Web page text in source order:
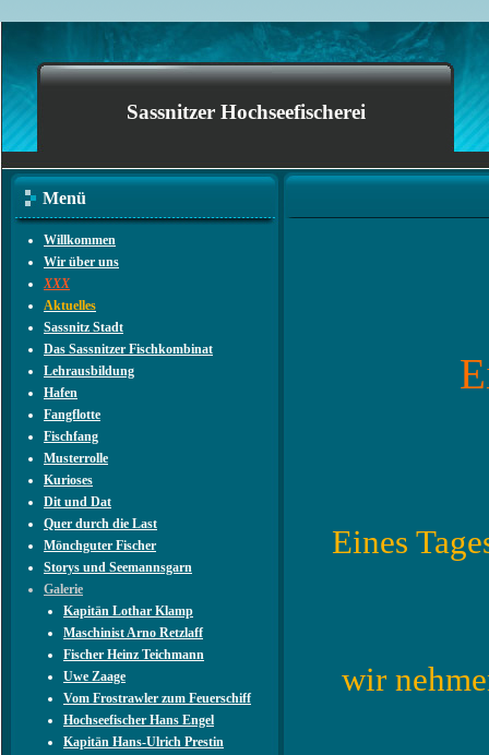
Sassnitzer Hochseefischerei
Menü
Willkommen
Wir über uns
XXX
Aktuelles
Sassnitz Stadt
Das Sassnitzer Fischkombinat
Lehrausbildung
Hafen
Fangflotte
Fischfang
Musterrolle
Kurioses
Dit und Dat
Quer durch die Last
Mönchguter Fischer
Storys und Seemannsgarn
Galerie
Kapitän Lothar Klamp
Maschinist Arno Retzlaff
Fischer Heinz Teichmann
Uwe Zaage
Vom Frostrawler zum Feuerschiff
Hochseefischer Hans Engel
Kapitän Hans-Ulrich Prestin
Eines
wir